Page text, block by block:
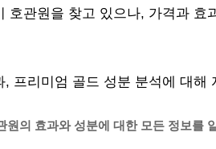
호관원을 찾고 있으나, 가격과 효
프리미엄 골드 성분 분석에 대해
원의 효과와 성분에 대한 모든 정보를